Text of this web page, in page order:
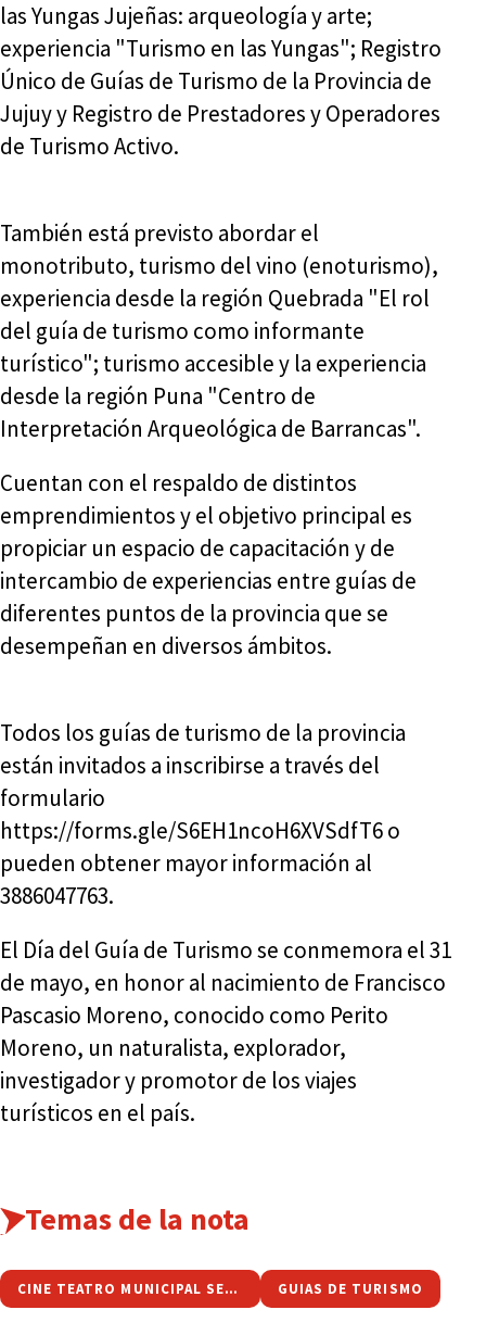
las Yungas Jujeñas: arqueología y arte;
experiencia "Turismo en las Yungas"; Registro
Único de Guías de Turismo de la Provincia de
Jujuy y Registro de Prestadores y Operadores
de Turismo Activo.
También está previsto abordar el
monotributo, turismo del vino (enoturismo),
experiencia desde la región Quebrada "El rol
del guía de turismo como informante
turístico"; turismo accesible y la experiencia
desde la región Puna "Centro de
Interpretación Arqueológica de Barrancas".
Cuentan con el respaldo de distintos
emprendimientos y el objetivo principal es
propiciar un espacio de capacitación y de
intercambio de experiencias entre guías de
diferentes puntos de la provincia que se
desempeñan en diversos ámbitos.
Todos los guías de turismo de la provincia
están invitados a inscribirse a través del
formulario
https://forms.gle/S6EH1ncoH6XVSdfT6 o
pueden obtener mayor información al
3886047763.
El Día del Guía de Turismo se conmemora el 31
de mayo, en honor al nacimiento de Francisco
Pascasio Moreno, conocido como Perito
Moreno, un naturalista, explorador,
investigador y promotor de los viajes
turísticos en el país.
Temas de la nota
CINE TEATRO MUNICIPAL SELECT GUIAS DE TURISMO